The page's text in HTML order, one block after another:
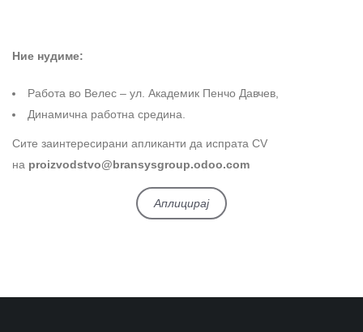
Ние нудиме:
Работа во Велес – ул. Академик Пенчо Давчев,
Динамична работна средина.
Сите заинтересирани апликанти да испрата CV
на proizvodstvo@bransysgroup.odoo.com
Аплицирај